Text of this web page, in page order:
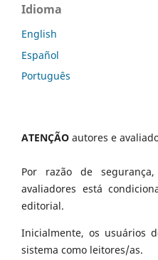
Idioma
English
Español
Português
ATENÇÃO autores e
Por razão de
avaliadores está
editorial.
Inicialmente, os usuários
sistema como leitores/as.